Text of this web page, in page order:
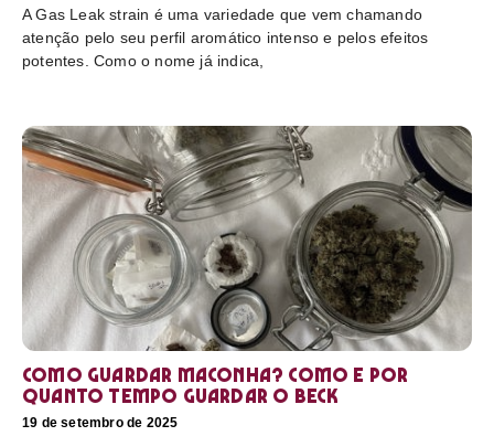
A Gas Leak strain é uma variedade que vem chamando
atenção pelo seu perfil aromático intenso e pelos efeitos
potentes. Como o nome já indica,
Como guardar maconha? Como e por
quanto tempo guardar o beck
19 de setembro de 2025